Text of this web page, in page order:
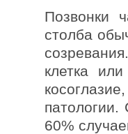
Позвонки
столба
клетка
патологии.
60%